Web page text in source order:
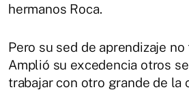
hermanos Roca.
Pero su sed de aprendizaje no
Amplió su excedencia otros
trabajar con otro grande de la